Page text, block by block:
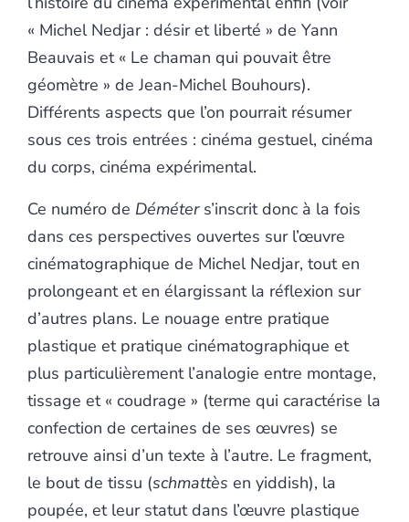
« Michel Nedjar : désir et liberté » de Yann
Beauvais et « Le chaman qui pouvait être
géomètre » de Jean-Michel Bouhours).
Différents aspects que l’on pourrait résumer
sous ces trois entrées : cinéma gestuel, cinéma
du corps, cinéma expérimental.
Ce numéro de Déméters’inscrit donc à la fois
dans ces perspectives ouvertes sur l’œuvre
cinématographique de Michel Nedjar, tout en
prolongeant et en élargissant la réflexion sur
d’autres plans. Le nouage entre pratique
plastique et pratique cinématographique et
plus particulièrement l’analogie entre montage,
tissage et « coudrage » (terme qui caractérise la
confection de certaines de ses œuvres) se
retrouve ainsi d’un texte à l’autre. Le fragment,
le bout de tissu (schmattès en yiddish), la
poupée, et leur statut dans l’œuvre plastique